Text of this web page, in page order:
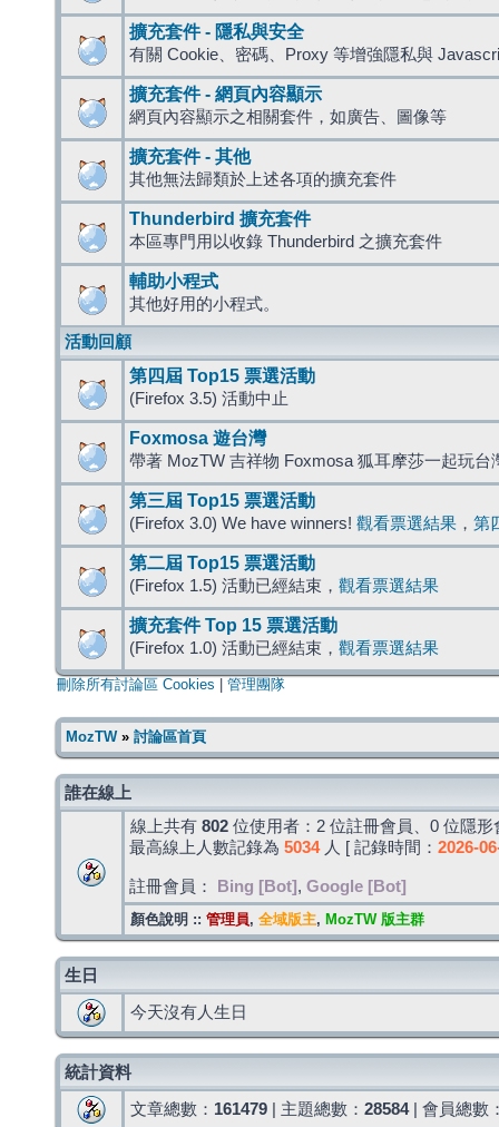
擴充套件 - 隱私與安全
有關 Cookie、密碼、Proxy 等增強隱私與
擴充套件 - 網頁內容顯示
網頁內容顯示之相關套件，如廣告、圖像等
擴充套件 - 其他
其他無法歸類於上述各項的擴充套件
Thunderbird 擴充套件
本區專門用以收錄 Thunderbird 之擴充套件
輔助小程式
其他好用的小程式。
活動回顧
第四屆 Top15 票選活動
(Firefox 3.5) 活動中止
Foxmosa 遊台灣
帶著 MozTW 吉祥物 Foxmosa 狐耳摩莎一起玩台
第三屆 Top15 票選活動
(Firefox 3.0) We have winners! 觀看票選結果 ， 第
第二屆 Top15 票選活動
(Firefox 1.5) 活動已經結束， 觀看票選結果
擴充套件 Top 15 票選活動
(Firefox 1.0) 活動已經結束， 觀看票選結果
刪除所有討論區 Cookies 管理團隊
MozTW» 討論區首頁
誰在線上
線上共有 802 位使用者：2 位註冊會員、0 位隱
最高線上人數記錄為 5034人 [ 記錄時間： 2026-
註冊會員： Bing [Bot] , Google [Bot]
顏色說明 :: 管理員, 全域版主, MozTW 版主群
生日
今天沒有人生日
統計資料
文章總數： 161479 | 主題總數： 28584| 會員總數